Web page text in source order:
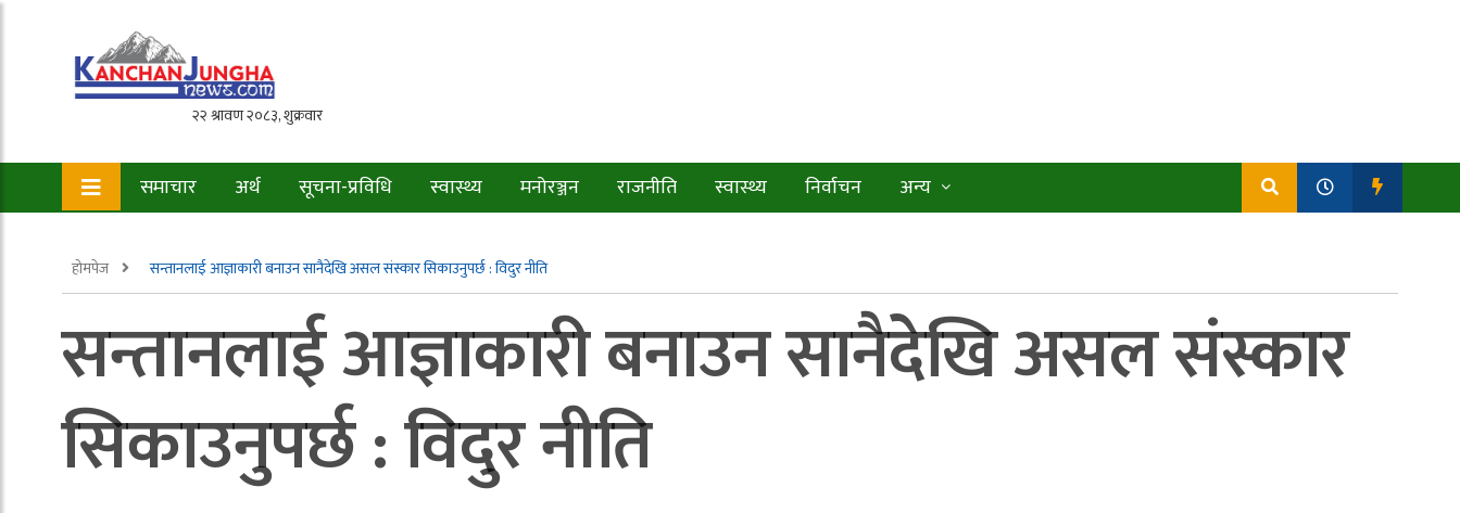
समाचार अर्थ सूचना-प्रविधि स्वास्थ्य मनोरञ्जन राजनीति स्वास्थ्य निर्वाचन अन्य
होमपेज सन्तानलाई आज्ञाकारी बनाउन सानैदेखि असल संस्कार सिकाउनुपर्छ : विदुर नीति
सन्तानलाई आज्ञाकारी बनाउन सानैदेखि असल संस्कार
सिकाउनुपर्छ : विदुर नीति